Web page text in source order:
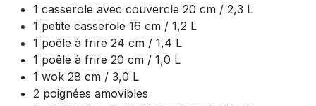
1 casserole avec couvercle 20 cm / 2,3 L
1 petite casserole 16 cm / 1,2 L
1 poêle à frire 24 cm / 1,4 L
1 poêle à frire 20 cm / 1,0 L
1 wok 28 cm / 3,0 L
2 poignées amovibles